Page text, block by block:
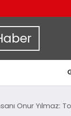
Onur Yılmaz: